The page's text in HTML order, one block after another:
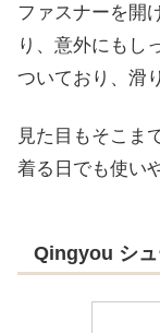
ファスナーを開
り、意外にもし
ついており、滑
見た目もそこま
着る日でも使い
Qingyou シ